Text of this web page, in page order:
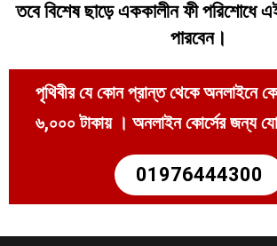
তবে বিশেষ ছাড়ে এককালীন ফী পরিশোধে
পারবেন।
পৃথিবীর যে কোন প্রান্ত থেকে অনলাইনে
৬,০০০ টাকায় । অনলাইন কোর্সের জন্য
01976444300